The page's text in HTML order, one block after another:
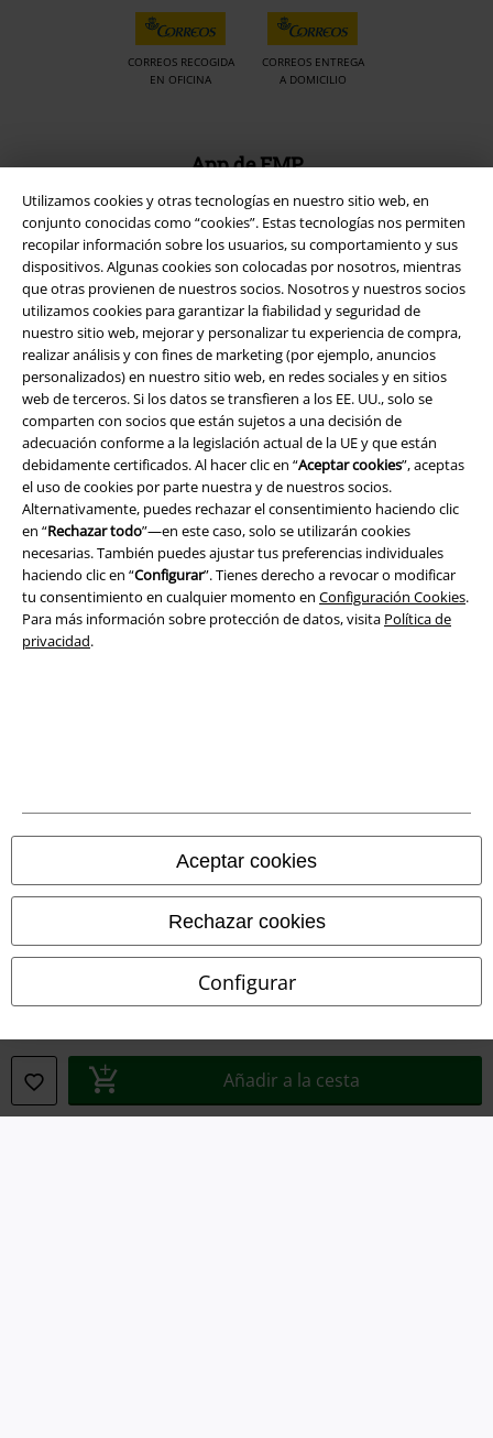
Utilizamos cookies y otras tecnologías en nuestro sitio web, en
conjunto conocidas como “cookies”. Estas tecnologías nos permiten
recopilar información sobre los usuarios, su comportamiento y sus
dispositivos. Algunas cookies son colocadas por nosotros, mientras
que otras provienen de nuestros socios. Nosotros y nuestros socios
utilizamos cookies para garantizar la fiabilidad y seguridad de
nuestro sitio web, mejorar y personalizar tu experiencia de compra,
realizar análisis y con fines de marketing (por ejemplo, anuncios
personalizados) en nuestro sitio web, en redes sociales y en sitios
web de terceros. Si los datos se transfieren a los EE. UU., solo se
comparten con socios que están sujetos a una decisión de
adecuación conforme a la legislación actual de la UE y que están
debidamente certificados. Al hacer clic en “Aceptar cookies”, aceptas
el uso de cookies por parte nuestra y de nuestros socios.
Alternativamente, puedes rechazar el consentimiento haciendo clic
en “Rechazar todo”—en este caso, solo se utilizarán cookies
necesarias. También puedes ajustar tus preferencias individuales
haciendo clic en “Configurar”. Tienes derecho a revocar o modificar
tu consentimiento en cualquier momento en Configuración Cookies.
Para más información sobre protección de datos, visita Política de
privacidad.
Aceptar cookies
Rechazar cookies
Configurar
Añadir a la cesta
CORREOS RECOGIDA
EN OFICINA
CORREOS ENTREGA
A DOMICILIO
App de EMP
¡Descarga la nueva App EMP totalmente GRATIS y disfruta de todas
sus nuevas funciones y ventajas!
A Warner Music Group Company
Seguridad
Términos y Condiciones
Ley protección de datos
Declaración de Conformidad
Información sobre accesibilidad